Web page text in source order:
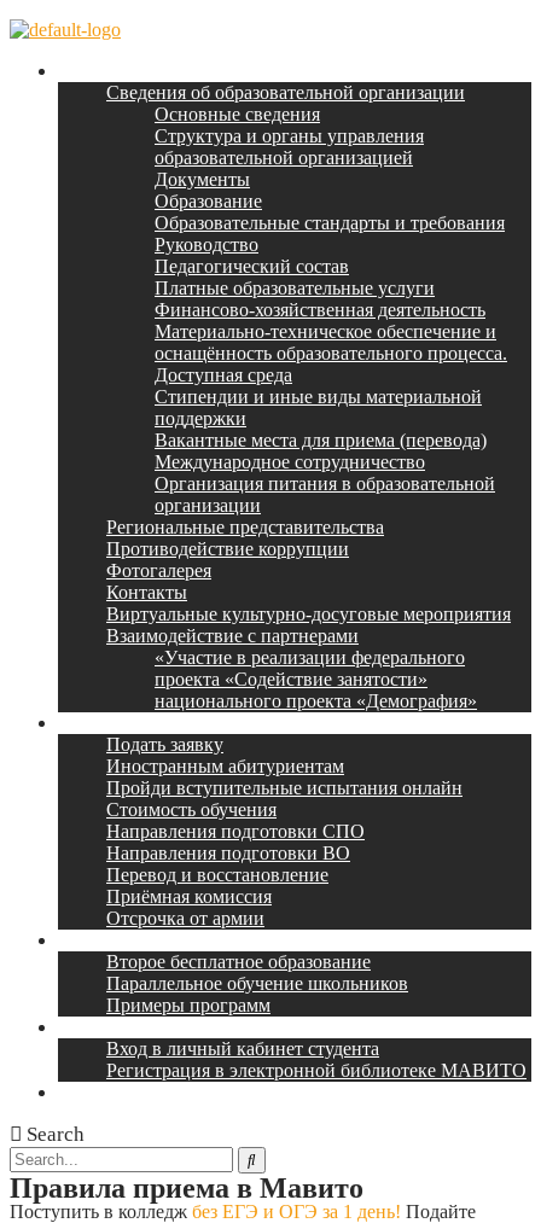
Сведения об образовательной организации
Основные сведения
Структура и органы управления
образовательной организацией
Документы
Образование
Образовательные стандарты и требования
Руководство
Педагогический состав
Платные образовательные услуги
Финансово-хозяйственная деятельность
Материально-техническое обеспечение и
оснащённость образовательного процесса.
Доступная среда
Стипендии и иные виды материальной
поддержки
Вакантные места для приема (перевода)
Международное сотрудничество
Организация питания в образовательной
организации
Региональные представительства
Противодействие коррупции
Фотогалерея
Контакты
Виртуальные культурно-досуговые мероприятия
Взаимодействие с партнерами
«Участие в реализации федерального
проекта «Содействие занятости»
национального проекта «Демография»
Подать заявку
Иностранным абитуриентам
Пройди вступительные испытания онлайн
Стоимость обучения
Направления подготовки СПО
Направления подготовки ВО
Перевод и восстановление
Приёмная комиссия
Отсрочка от армии
Второе бесплатное образование
Параллельное обучение школьников
Примеры программ
Вход в личный кабинет студента
Регистрация в электронной библиотеке МАВИТО
Search
Правила приема в Мавито
Поступить в колледж без ЕГЭ и ОГЭ за 1 день! Подайте